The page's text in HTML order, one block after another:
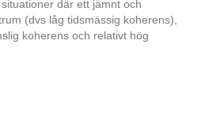
där ett jämnt och
(dvs låg tidsmässig koherens),
koherens och relativt hög